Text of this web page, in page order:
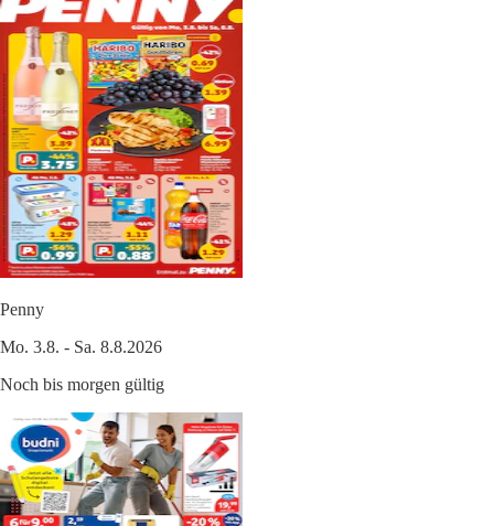
Penny
Mo. 3.8. - Sa. 8.8.2026
Noch bis morgen gültig